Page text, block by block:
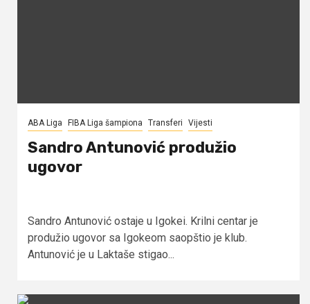
ABA Liga FIBA Liga šampiona Transferi Vijesti
Sandro Antunović produžio
ugovor
Sandro Antunović ostaje u Igokei. Krilni centar je
produžio ugovor sa Igokeom saopštio je klub.
Antunović je u Laktaše stigao...